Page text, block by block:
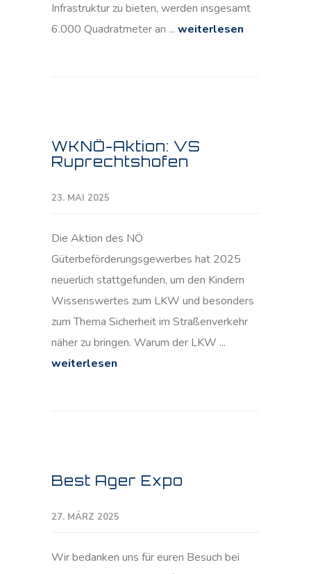
Infrastruktur zu bieten, werden insgesamt
6.000 Quadratmeter an ... weiterlesen
WKNÖ-Aktion: VS
Ruprechtshofen
23. MAI 2025
Die Aktion des NÖ
Güterbeförderungsgewerbes hat 2025
neuerlich stattgefunden, um den Kindern
Wissenswertes zum LKW und besonders
zum Thema Sicherheit im Straßenverkehr
näher zu bringen. Warum der LKW ...
weiterlesen
Best Ager Expo
27. MÄRZ 2025
Wir bedanken uns für euren Besuch bei